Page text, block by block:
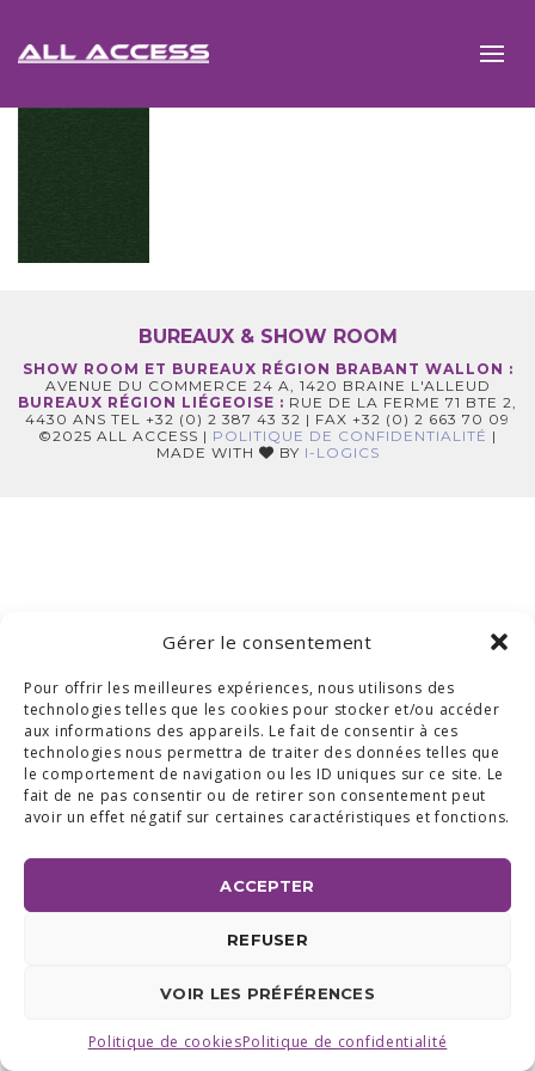
Gérer le consentement
Pour offrir les meilleures expériences, nous utilisons des
technologies telles que les cookies pour stocker et/ou accéder
aux informations des appareils. Le fait de consentir à ces
technologies nous permettra de traiter des données telles que
le comportement de navigation ou les ID uniques sur ce site. Le
fait de ne pas consentir ou de retirer son consentement peut
avoir un effet négatif sur certaines caractéristiques et fonctions.
ACCEPTER
REFUSER
VOIR LES PRÉFÉRENCES
Politique de cookiesPolitique de confidentialité
BUREAUX & SHOW ROOM
SHOW ROOM ET BUREAUX RÉGION BRABANT WALLON :
AVENUE DU COMMERCE 24 A, 1420 BRAINE L'ALLEUD
BUREAUX RÉGION LIÉGEOISE : RUE DE LA FERME 71 BTE 2,
4430 ANS TEL +32 (0) 2 387 43 32 | FAX +32 (0) 2 663 70 09
©2025 ALL ACCESS | POLITIQUE DE CONFIDENTIALITÉ |
MADE WITH
BY I-LOGICS